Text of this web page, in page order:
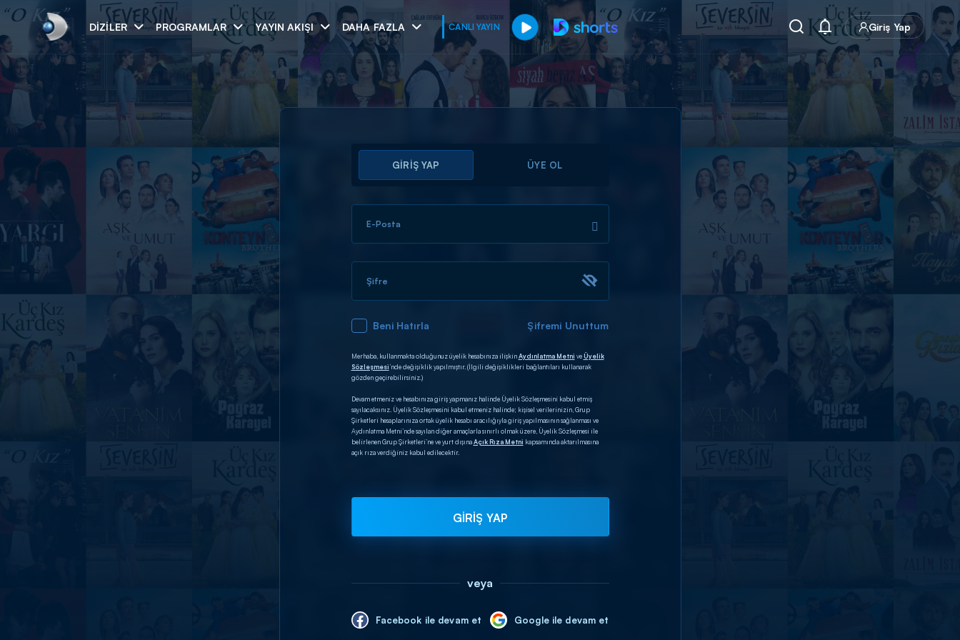
DIZILER PROGRAMLAR YAYIN AKIŞI DAHA FAZLA CANLI YAYIN Giriş Yap
Arama
ARAMA SONUÇLARI
GİRİŞ YAP ÜYE OL
E-Posta
Şifre
Beni Hatırla Şifremi Unuttum
Merhaba, kullanmakta olduğunuz üyelik hesabınıza ilişkinAydınlatma Metni veÜyelik
Sözleşmesi’nde değişiklik yapılmıştır. (İlgili değişiklikleri bağlantıları kullanarak
gözden geçirebilirsiniz.)
Devam etmeniz ve hesabınıza giriş yapmanız halinde Üyelik Sözleşmesini kabul etmiş
sayılacaksınız. Üyelik Sözleşmesini kabul etmeniz halinde; kişisel verilerinizin, Grup
Şirketleri hesaplarınıza ortak üyelik hesabı aracılığıyla giriş yapılmasının sağlanması ve
Aydınlatma Metni’nde sayılan diğer amaçlarla sınırlı olmak üzere, Üyelik Sözleşmesi ile
belirlenen Grup Şirketleri’ne ve yurt dışınaAçık Rıza Metni kapsamında aktarılmasına
açık rıza verdiğiniz kabul edilecektir.
GİRİŞ YAP
veya
Facebook ile devam et Google ile devam et